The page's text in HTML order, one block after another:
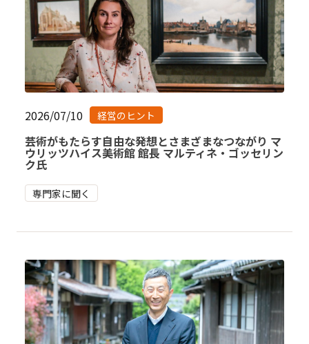
2026/07/10 経営のヒント
芸術がもたらす自由な発想とさまざまなつながり マ
ウリッツハイス美術館 館長 マルティネ・ゴッセリン
ク氏
専門家に聞く